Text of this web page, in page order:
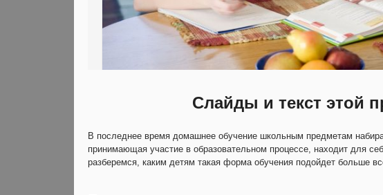
Слайды и текст этой
В последнее время домашнее обучение школьным предметам
принимающая участие в образовательном процессе, находит для
разберемся, каким детям такая форма обучения подойдет больше